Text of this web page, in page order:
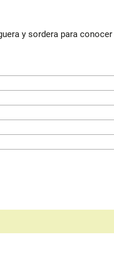
y sordera para